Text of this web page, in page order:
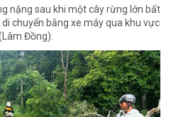
nặng sau khi một cây rừng lớn bất
chuyển bằng xe máy qua khu vực
Đồng).